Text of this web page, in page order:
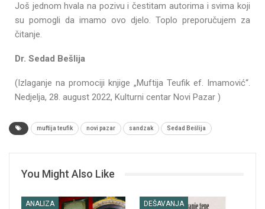
Još jednom hvala na pozivu i čestitam autorima i svima koji
su pomogli da imamo ovo djelo. Toplo preporučujem za
čitanje.
Dr. Sedad Bešlija
(Izlaganje na promociji knjige „Muftija Teufik ef. Imamović“.
Nedjelja, 28. august 2022, Kulturni centar Novi Pazar )
muftija teufik novi pazar sandzak Sedad Bešlija
You Might Also Like
ANALIZA DEŠAVANJA